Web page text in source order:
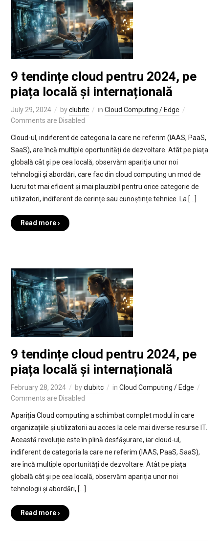
9 tendințe cloud pentru 2024, pe
piața locală și internațională
July 29, 2024 byclubitc in Cloud Computing / Edge
Comments are Disabled
Cloud-ul, indiferent de categoria la care ne referim (IAAS, PaaS,
SaaS), are încă multiple oportunități de dezvoltare. Atât pe piața
globală cât și pe cea locală, observăm apariția unor noi
tehnologii și abordări, care fac din cloud computing un mod de
lucru tot mai eficient și mai plauzibil pentru orice categorie de
utilizatori, indiferent de cerințe sau cunoștințe tehnice. La […]
Read more ›
9 tendințe cloud pentru 2024, pe
piața locală și internațională
February 28, 2024 byclubitc in Cloud Computing / Edge
Comments are Disabled
Apariția Cloud computing a schimbat complet modul în care
organizațiile și utilizatorii au acces la cele mai diverse resurse IT.
Această revoluție este în plină desfășurare, iar cloud-ul,
indiferent de categoria la care ne referim (IAAS, PaaS, SaaS),
are încă multiple oportunități de dezvoltare. Atât pe piața
globală cât și pe cea locală, observăm apariția unor noi
tehnologii și abordări, […]
Read more ›